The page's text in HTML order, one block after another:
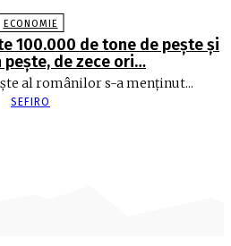
ECONOMIE
100.000 de tone de peşte şi
peşte, de zece ori…
al ro­mâ­nilor s-a menţinut...
SEFIRO